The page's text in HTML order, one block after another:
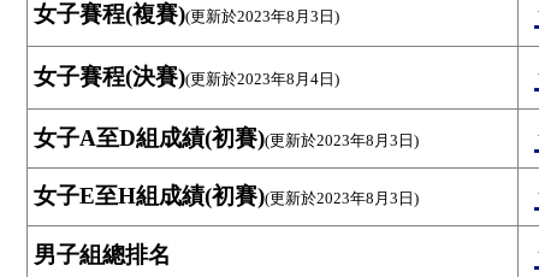
女子賽程(複賽)(更新於2023年8月3日)
女子賽程(決賽)(更新於2023年8月4日)
女子A至D組成績(初賽)(更新於2023年8月3日)
女子E至H組成績(初賽)(更新於2023年8月3日)
男子組總排名